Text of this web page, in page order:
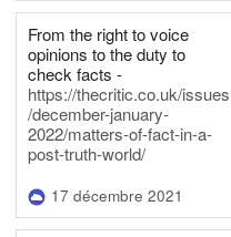
From the right to voice
opinions to the duty to
check facts -
https://thecritic.co.uk/issues
/december-january-
2022/matters-of-fact-in-a-
post-truth-world/
17 décembre 2021